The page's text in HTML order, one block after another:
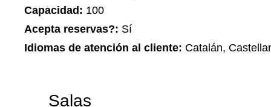
Capacidad: 100
Acepta reservas?: Sí
Idiomas de atención al cliente: Catalán,
Salas